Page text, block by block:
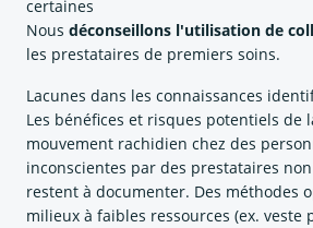
certaines
Nous déconseillons l'utilisation de
les prestataires de premiers soins.
Lacunes dans les connaissances
Les bénéfices et risques potentiels de
mouvement rachidien chez des
inconscientes par des prestataires
restent à documenter. Des méthodes
milieux à faibles ressources (ex. veste